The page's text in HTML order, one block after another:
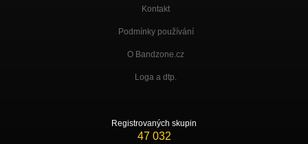
Kontakt
Podmínky používání
O Bandzone.cz
Loga a dtp.
Registrovaných skupin
47 032